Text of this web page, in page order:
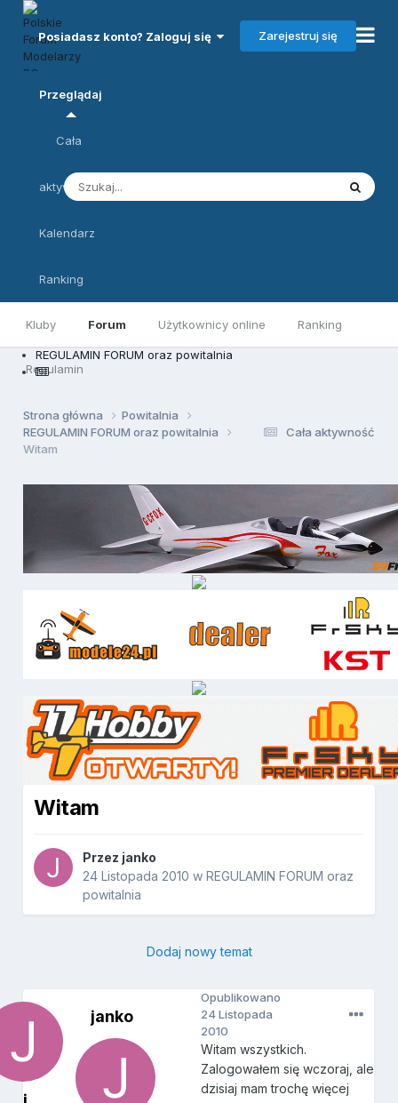
Posiadasz konto? Zaloguj się Zarejestruj się
Przeglądaj
Kluby Forum Użytkownicy online Ranking
Regulamin
Cała
aktywność
Kalendarz
Ranking
REGULAMIN FORUM oraz powitalnia
Cała aktywność
Strona główna
Powitalnia
REGULAMIN FORUM oraz powitalnia
Witam
Witam
Przez janko
24 Listopada 2010 wREGULAMIN FORUM oraz
powitalnia
Dodaj nowy temat
janko
Opublikowano
24 Listopada
2010
Witam wszystkich.
Zalogowałem się wczoraj, ale
dzisiaj mam trochę więcej